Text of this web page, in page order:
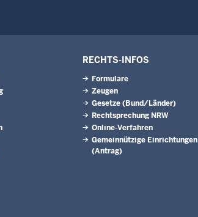
RECHTS-INFOS
Formulare
Zeugen
Gesetze (Bund/Länder)
Rechtsprechung NRW
Online-Verfahren
Gemeinnützige Einrichtungen
(Antrag)